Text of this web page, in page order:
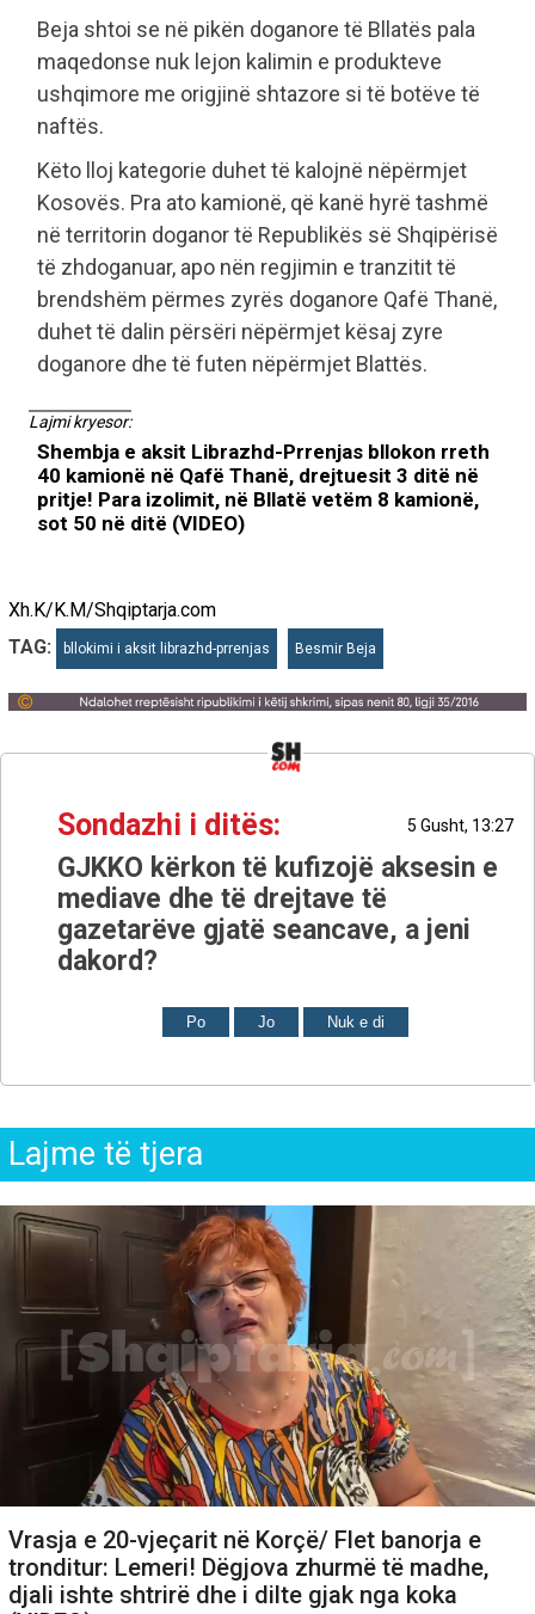
Beja shtoi se në pikën doganore të Bllatës pala
maqedonse nuk lejon kalimin e produkteve
ushqimore me origjinë shtazore si të botëve të
naftës.
Këto lloj kategorie duhet të kalojnë nëpërmjet
Kosovës. Pra ato kamionë, që kanë hyrë tashmë
në territorin doganor të Republikës së Shqipërisë
të zhdoganuar, apo nën regjimin e tranzitit të
brendshëm përmes zyrës doganore Qafë Thanë,
duhet të dalin përsëri nëpërmjet kësaj zyre
doganore dhe të futen nëpërmjet Blattës.
Lajmi kryesor:
Shembja e aksit Librazhd-Prrenjas bllokon rreth
40 kamionë në Qafë Thanë, drejtuesit 3 ditë në
pritje! Para izolimit, në Bllatë vetëm 8 kamionë,
sot 50 në ditë (VIDEO)
Xh.K/K.M/Shqiptarja.com
TAG:
bllokimi i aksit librazhd-prrenjas Besmir Beja
Sondazhi i ditës: 5 Gusht, 13:27
GJKKO kërkon të kufizojë aksesin e
mediave dhe të drejtave të
gazetarëve gjatë seancave, a jeni
dakord?
Po Jo Nuk e di
Lajme të tjera
Vrasja e 20-vjeçarit në Korçë/ Flet banorja e
tronditur: Lemeri! Dëgjova zhurmë të madhe,
djali ishte shtrirë dhe i dilte gjak nga koka